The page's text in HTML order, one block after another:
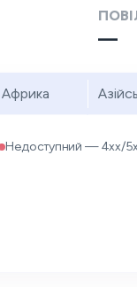
—
Африка
Недоступний — 4xx/5xx